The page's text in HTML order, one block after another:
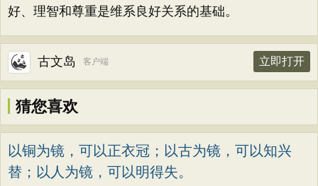
好、理智和尊重是维系良好关系的基础。
古文岛 客户端 立即打开
猜您喜欢
以铜为镜，可以正衣冠；以古为镜，可以知兴
替；以人为镜，可以明得失。